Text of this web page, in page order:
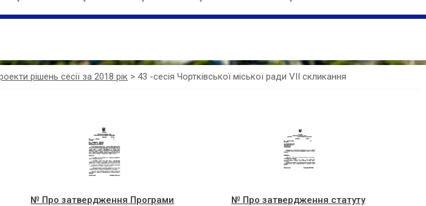
рішень сесії за 2018 рік > 43 -сесія Чортківської міської ради VII скликання
№ Про затвердження Програми
№ Про затвердження статуту